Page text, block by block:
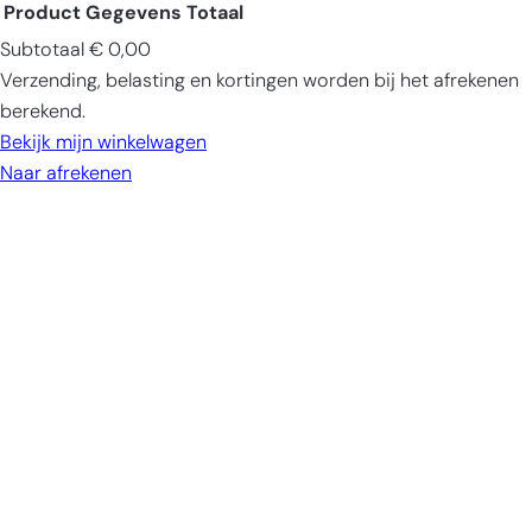
Producten
in
winkelwagen
Product Gegevens Totaal
Subtotaal € 0,00
Verzending, belasting en kortingen worden bij het afrekenen
berekend.
Bekijk mijn winkelwagen
Naar afrekenen